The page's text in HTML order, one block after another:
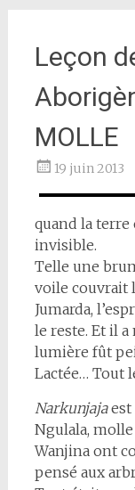
Leçon
MOLLE
19 juin 2013
quand la terre
invisible.
Telle une
voile couvrait
Jumarda,
le reste. Et il
lumière fût
Lactée… Tout
Narkunjajaest
Ngulala,
Wanjina ont
pensé aux